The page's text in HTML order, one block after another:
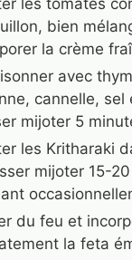
bien
la crème
avec
cannelle, sel
mijoter 5
les Kritharaki
mijoter 15-
du feu et
la feta